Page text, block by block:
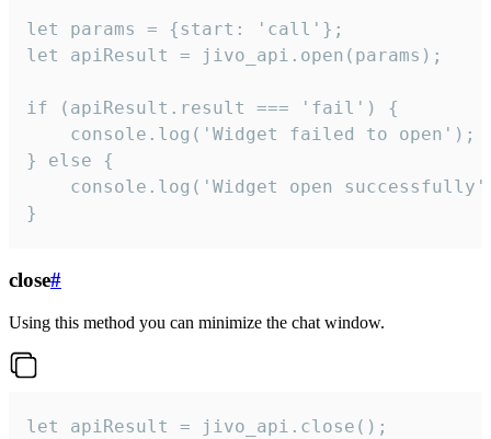
let params = {start: 'call'};
let apiResult = jivo_api.open(params);
if (apiResult.result === 'fail') {
    console.log('Widget failed to open');
} else {
console.log('Widget open
}
close#
Using this method you can minimize the chat window.
let apiResult = jivo_api.close();